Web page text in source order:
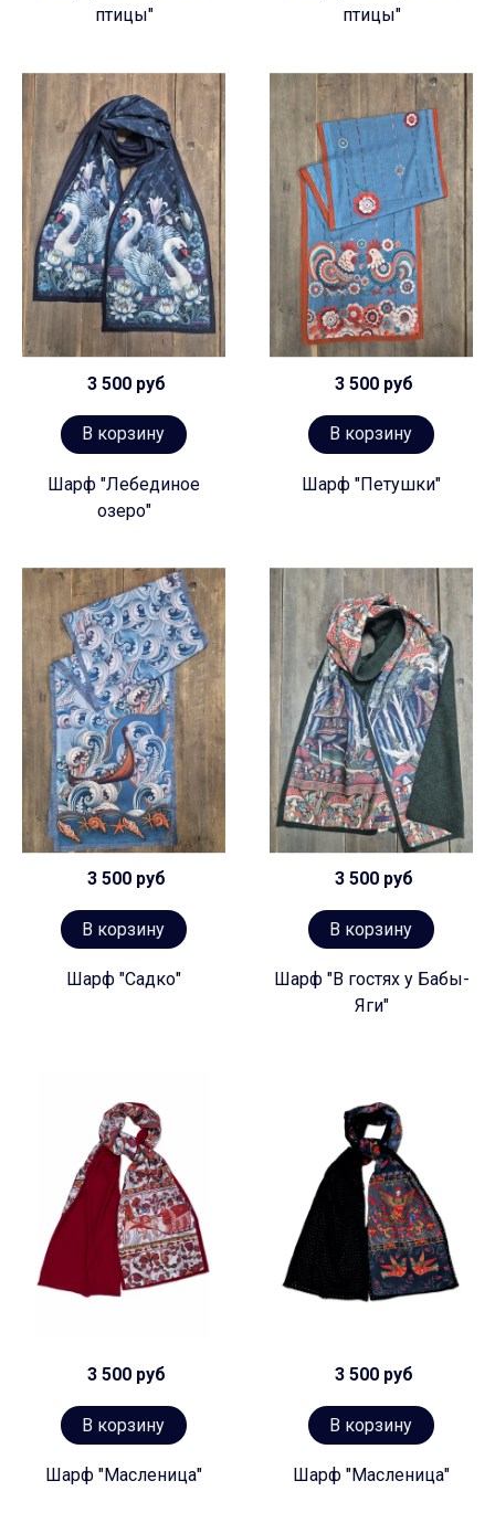
птицы"
птицы"
3 500 руб
В корзину
Шарф "Лебединое
озеро"
3 500 руб
В корзину
Шарф "Петушки"
3 500 руб
В корзину
Шарф "Садко"
3 500 руб
В корзину
Шарф "В гостях у Бабы-
Яги"
3 500 руб
В корзину
Шарф "Масленица"
3 500 руб
В корзину
Шарф "Масленица"